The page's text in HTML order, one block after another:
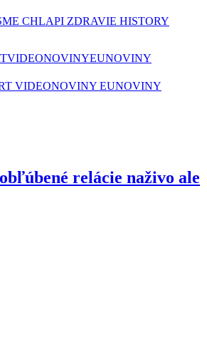
CHLAPI ZDRAVIE HISTORY
VIDEONOVINYEUNOVINY
VIDEONOVINY EUNOVINY
relácie naživo ale